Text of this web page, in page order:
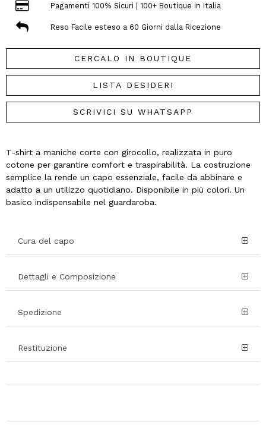
Pagamenti 100% Sicuri | 100+ Boutique in Italia
Reso Facile esteso a 60 Giorni dalla Ricezione
CERCALO IN BOUTIQUE
LISTA DESIDERI
SCRIVICI SU WHATSAPP
T-shirt a maniche corte con girocollo, realizzata in puro
cotone per garantire comfort e traspirabilità. La costruzione
semplice la rende un capo essenziale, facile da abbinare e
adatto a un utilizzo quotidiano. Disponibile in più colori. Un
basico indispensabile nel guardaroba.
Cura del capo
Dettagli e Composizione
Spedizione
Restituzione